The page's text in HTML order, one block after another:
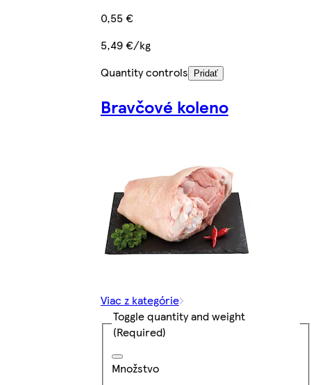
0,55 €
5,49 €/kg
Quantity controls
Pridať
Bravčové koleno
Viac z kategórie
Toggle quantity and weight
(Required)
Množstvo